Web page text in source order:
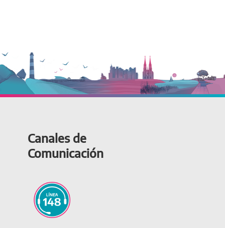
Canales de
Comunicación